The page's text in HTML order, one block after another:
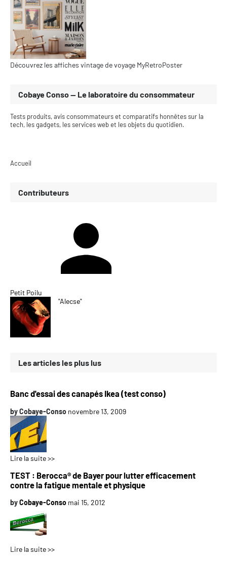
Découvrez les affiches vintage de voyage MyRetroPoster
Cobaye Conso — Le laboratoire du consommateur
Tests produits, avis consommateurs et comparatifs honnêtes sur la
tech, les gadgets, les services web et les objets du quotidien.
Accueil
Contributeurs
Petit Poilu
"Alecse"
Les articles les plus lus
Banc d'essai des canapés Ikea (test conso)
byCobaye-Conso novembre 13, 2009
Lire la suite >>
TEST : Berocca® de Bayer pour lutter efficacement
contre la fatigue mentale et physique
byCobaye-Conso mai 15, 2012
Lire la suite >>